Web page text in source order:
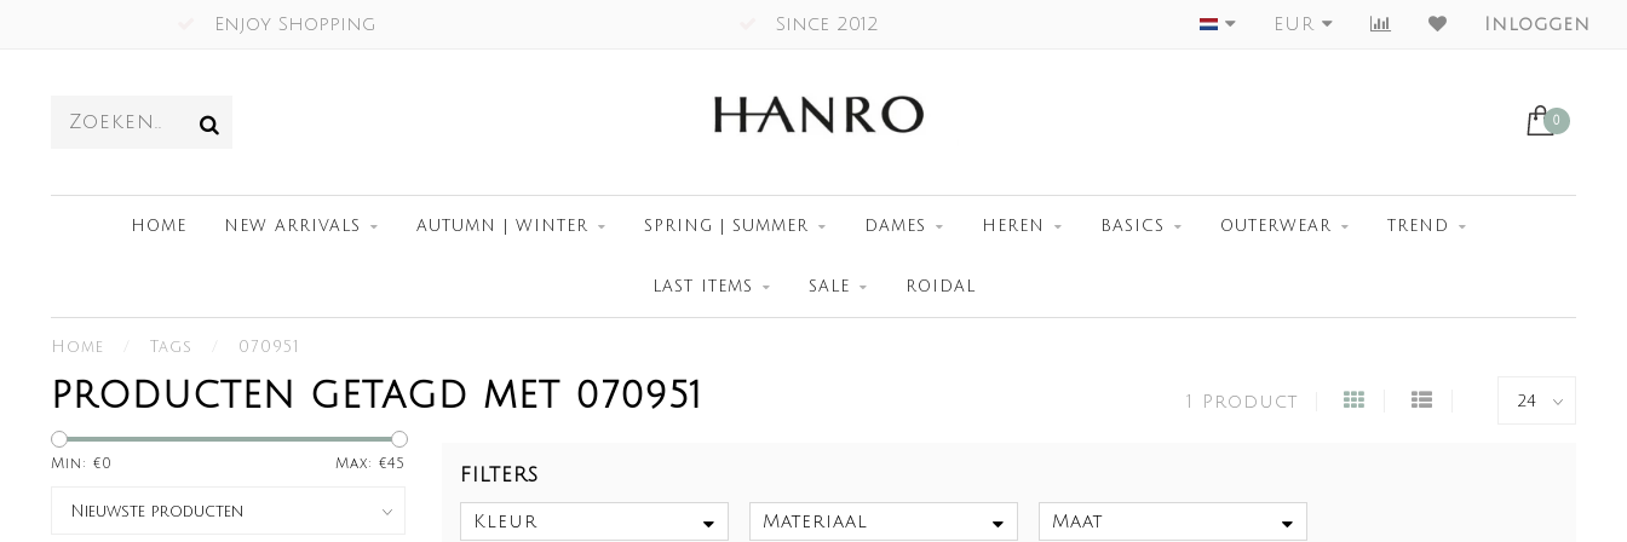
Enjoy Shopping Since 2012 Worldwide Shipment
EUR Inloggen
0
HOME NEW ARRIVALS AUTUMN | WINTER SPRING | SUMMER DAMES HEREN BASICS OUTERWEAR TREND
LAST ITEMS SALE ROIDAL
Home Tags 070951
PRODUCTEN GETAGD MET 070951 1 Product
Min: €0 Max: €45
FILTERS
Kleur Materiaal Maat